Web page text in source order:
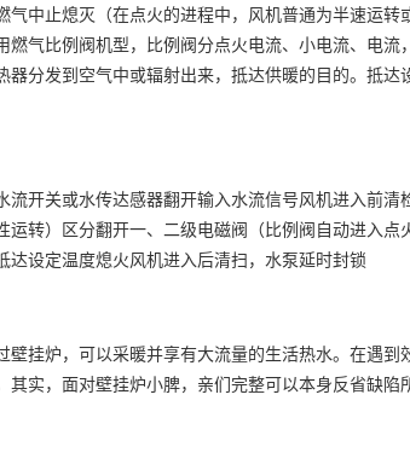
中止熄灭（在点火的进程中，风机普通为半速运转
燃气比例阀机型，比例阀分点火电流、小电流、电
分发到空气中或辐射出来，抵达供暖的目的。抵
开关或水传达感器翻开输入水流信号风机进入前清
运转）区分翻开一、二级电磁阀（比例阀自动进入
设定温度熄火风机进入后清扫，水泵延时封锁
挂炉，可以采暖并享有大流量的生活热水。在遇
其实，面对壁挂炉小脾，亲们完整可以本身反省缺